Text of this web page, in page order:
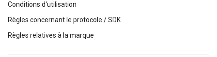
Conditions d'utilisation
Règles concernant le protocole / SDK
Règles relatives à la marque